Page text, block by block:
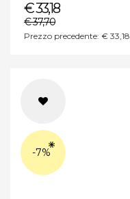
€ 33,18
€ 37,70
Prezzo precedente: € 33,18
-7%